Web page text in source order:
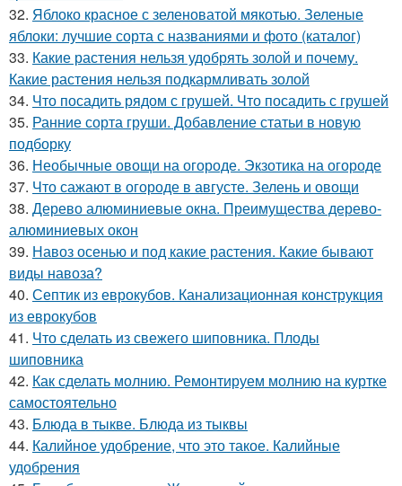
32. Яблоко красное с зеленоватой мякотью. Зеленые
яблоки: лучшие сорта с названиями и фото (каталог)
33. Какие растения нельзя удобрять золой и почему.
Какие растения нельзя подкармливать золой
34. Что посадить рядом с грушей. Что посадить с грушей
35. Ранние сорта груши. Добавление статьи в новую
подборку
36. Необычные овощи на огороде. Экзотика на огороде
37. Что сажают в огороде в августе. Зелень и овощи
38. Дерево алюминиевые окна. Преимущества дерево-
алюминиевых окон
39. Навоз осенью и под какие растения. Какие бывают
виды навоза?
40. Септик из еврокубов. Канализационная конструкция
из еврокубов
41. Что сделать из свежего шиповника. Плоды
шиповника
42. Как сделать молнию. Ремонтируем молнию на куртке
самостоятельно
43. Блюда в тыкве. Блюда из тыквы
44. Калийное удобрение, что это такое. Калийные
удобрения